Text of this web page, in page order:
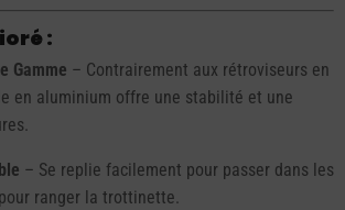
:
Gamme – Contrairement aux rétroviseurs en
en aluminium offre une stabilité et une
– Se replie facilement pour passer dans les
ranger la trottinette.